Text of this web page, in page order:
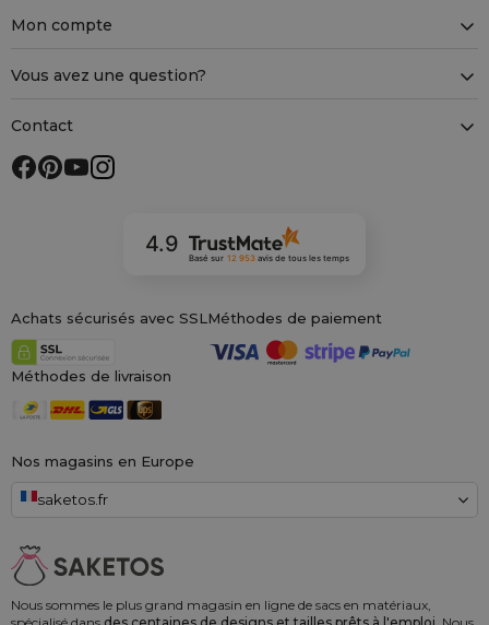
Nous sommes le plus grand magasin en ligne de sacs en matériaux,
Nos magasins en Europe
saketos.fr
Mon compte
Vous avez une question?
Contact
4.9
Basé sur 12 953avis de tous les temps
Achats sécurisés avec SSL Méthodes de paiement
Méthodes de livraison